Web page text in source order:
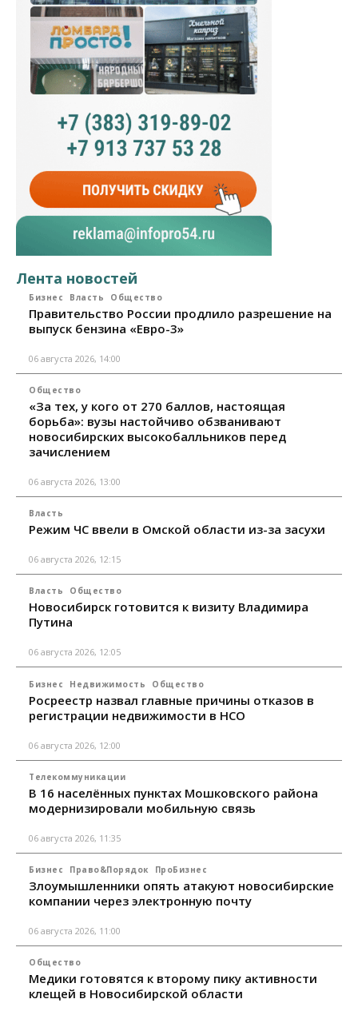
Лента новостей
Бизнес Власть Общество
Правительство России продлило разрешение на
выпуск бензина «Евро-3»
06 августа 2026, 14:00
Общество
«За тех, у кого от 270 баллов, настоящая
борьба»: вузы настойчиво обзванивают
новосибирских высокобалльников перед
зачислением
06 августа 2026, 13:00
Власть
Режим ЧС ввели в Омской области из-за засухи
06 августа 2026, 12:15
Власть Общество
Новосибирск готовится к визиту Владимира
Путина
06 августа 2026, 12:05
Бизнес Недвижимость Общество
Росреестр назвал главные причины отказов в
регистрации недвижимости в НСО
06 августа 2026, 12:00
Телекоммуникации
В 16 населённых пунктах Мошковского района
модернизировали мобильную связь
06 августа 2026, 11:35
Бизнес Право&Порядок ПроБизнес
Злоумышленники опять атакуют новосибирские
компании через электронную почту
06 августа 2026, 11:00
Общество
Медики готовятся к второму пику активности
клещей в Новосибирской области